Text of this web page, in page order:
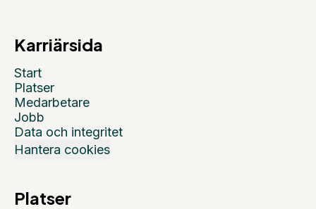
Karriärsida
Start
Platser
Medarbetare
Jobb
Data och integritet
Hantera cookies
Platser